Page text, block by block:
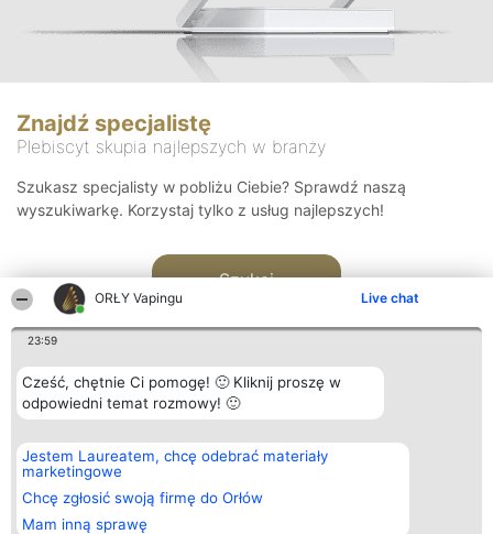
ORŁY Vapingu Live chat
23:59
Cześć, chętnie Ci pomogę! 🙂 Kliknij proszę w
odpowiedni temat rozmowy! 🙂
Jestem Laureatem, chcę odebrać materiały
marketingowe
Chcę zgłosić swoją firmę do Orłów
Mam inną sprawę
Znajdź specjalistę
Plebiscyt skupia najlepszych w branży
Szukasz specjalisty w pobliżu Ciebie? Sprawdź naszą
wyszukiwarkę. Korzystaj tylko z usług najlepszych!
Szukaj
Organizator plebiscytu
Bright Side Solutions sp. z o.
o. sp. k.
ul. Ruska 22
Wrocław 50-079
KRS 0000749100 | Regon
Plebiscyt
Laureaci
wszystkich
Laureatów
Kontakt
Kontakt